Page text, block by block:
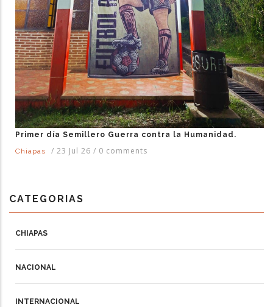
Primer día Semillero Guerra contra la Humanidad.
Chiapas
/ 23 Jul 26 / 0 comments
CATEGORIAS
CHIAPAS
NACIONAL
INTERNACIONAL